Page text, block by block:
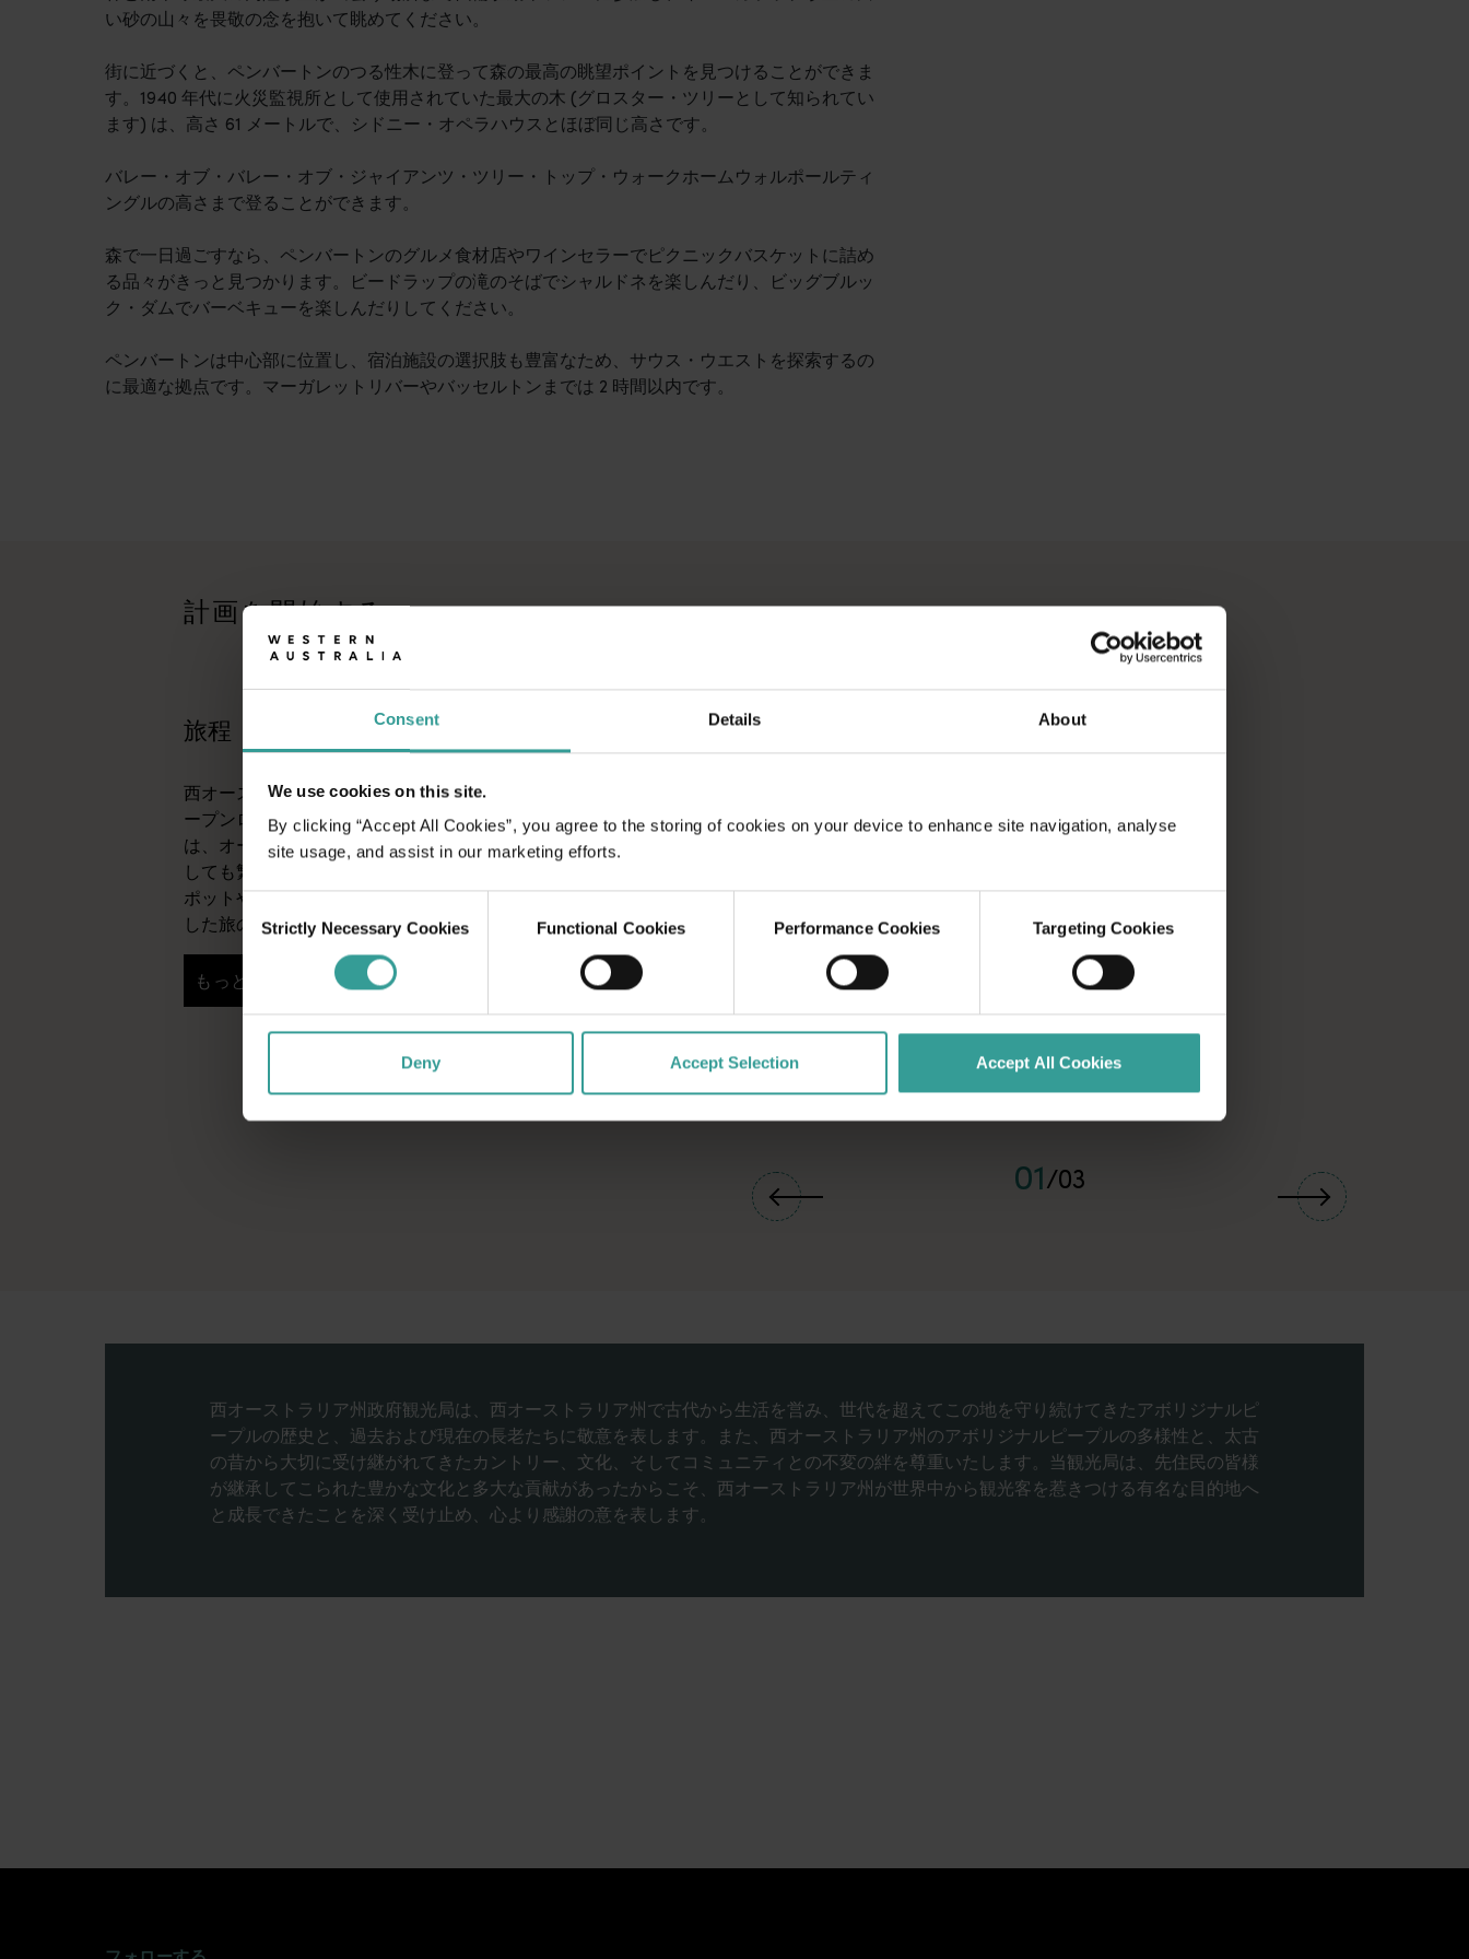
Consent Details About
We use cookies on this site.
By clicking “Accept All Cookies”, you agree to the storing of cookies on your device to enhance site navigation, analyse
site usage, and assist in our marketing efforts.
Consent
Selection
Strictly Necessary Cookies Functional Cookies Performance Cookies Targeting Cookies
Deny Accept Selection Accept All Cookies
い砂の山々を畏敬の念を抱いて眺めてください。
街に近づくと、ペンバートンのつる性木に登って森の最高の眺望ポイントを見つけることができま
す。1940 年代に火災監視所として使用されていた最大の木 (グロスター・ツリーとして知られてい
ます) は、高さ 61 メートルで、シドニー・オペラハウスとほぼ同じ高さです。
バレー・オブ・バレー・オブ・ジャイアンツ・ツリー・トップ・ウォークホームウォルポールティ
ングルの高さまで登ることができます。
森で一日過ごすなら、ペンバートンのグルメ食材店やワインセラーでピクニックバスケットに詰め
る品々がきっと見つかります。ビードラップの滝のそばでシャルドネを楽しんだり、ビッグブルッ
ク・ダムでバーベキューを楽しんだりしてください。
ペンバートンは中心部に位置し、宿泊施設の選択肢も豊富なため、サウス・ウエストを探索するの
に最適な拠点です。マーガレットリバーやバッセルトンまでは 2 時間以内です。
<p>あなたの旅のスタイルはどのようなものでしょうか？<br> <br> 豪華な宿泊施設で素敵な景色を楽しみたい方、人里離れた自然の中でくつろぎたい方、文化に触れながら世界一流
有名な観光地を訪ねる、思い出に残るドライブ旅行をする、そして人里から遠く離れたところにある本当の大自然を訪れる。そのようなやってみたいことや行ってみたい場所のリス
01/03
計画を開始する
旅程
西オーストラリア州の驚くべき景観を横断する大冒険で、オ
ープンロードならではの魅力を体験してみませんか。 まず
は、オーストラリアで最も太陽が降り注ぐ州都で文化ハブと
しても繁栄しているパースから。パースは、魅力的な自然ス
ポットや想像力豊かなグルメシーンを楽しめる、のんびりと
した旅の初めにぴったりの街です。
もっと読む
もっと読む
西オーストラリア州政府観光局は、西オーストラリア州で古代から生活を営み、世代を超えてこの地を守り続けてきたアボリジナルピ
ープルの歴史と、過去および現在の長老たちに敬意を表します。また、西オーストラリア州のアボリジナルピープルの多様性と、太古
の昔から大切に受け継がれてきたカントリー、文化、そしてコミュニティとの不変の絆を尊重いたします。当観光局は、先住民の皆様
が継承してこられた豊かな文化と多大な貢献があったからこそ、西オーストラリア州が世界中から観光客を惹きつける有名な目的地へ
と成長できたことを深く受け止め、心より感謝の意を表します。